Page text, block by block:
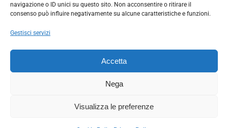
navigazione o ID unici su questo sito. Non acconsentire o ritirare il
consenso può influire negativamente su alcune caratteristiche e funzioni.
Gestisci servizi
Accetta
Nega
Visualizza le preferenze
Per contattare il DPO può scrivere a
La Società ha inoltre adottato un proprio Codice Etico, consultabile al seguente link:
Scarica il Codice Etico